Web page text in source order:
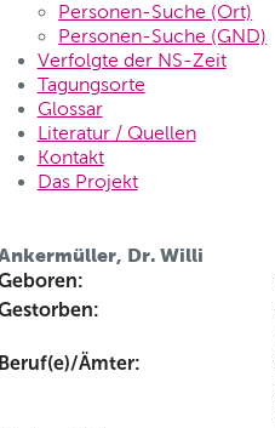
Personen-Suche (Ort)
Personen-Suche (GND)
Verfolgte der NS-Zeit
Tagungsorte
Glossar
Literatur / Quellen
Kontakt
Das Projekt
Dr. Willi
Ämter: